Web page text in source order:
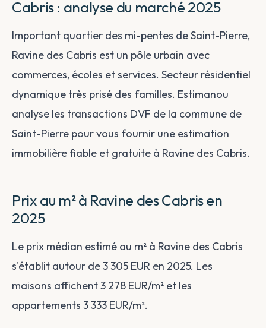
Cabris : analyse du marché 2025
Important quartier des mi-pentes de Saint-Pierre,
Ravine des Cabris est un pôle urbain avec
commerces, écoles et services. Secteur résidentiel
dynamique très prisé des familles. Estimanou
analyse les transactions DVF de la commune de
Saint-Pierre pour vous fournir une estimation
immobilière fiable et gratuite à Ravine des Cabris.
Prix au m² à Ravine des Cabris en
2025
Le prix médian estimé au m² à Ravine des Cabris
s'établit autour de 3 305 EUR en 2025. Les
maisons affichent 3 278 EUR/m² et les
appartements 3 333 EUR/m².